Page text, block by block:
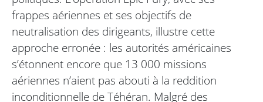
frappes aériennes et ses objectifs de
neutralisation des dirigeants, illustre cette
approche erronée : les autorités américaines
s’étonnent encore que 13 000 missions
aériennes n’aient pas abouti à la reddition
inconditionnelle de Téhéran. Malgré des